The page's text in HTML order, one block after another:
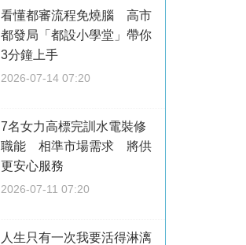
看懂都審流程免燒腦 高市
都發局「都設小學堂」帶你
3分鐘上手
2026-07-14 07:20
7名女力高標完訓水電裝修
職能 相準市場需求 將供
更安心服務
2026-07-11 07:20
人生只有一次我要活得淋漓